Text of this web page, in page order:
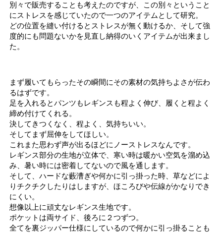
別々で販売することも考えたのですが、この別々ということ
にストレスを感じていたので一つのアイテムとして研究。
どの位置を縫い付けるとストレスが無く動けるか、そして強
度的にも問題ないかを見直し納得のいくアイテムが出来まし
た。
まず履いてもらったその瞬間にその素材の気持ちよさが伝わ
るはずです。
足を入れるとパンツもレギンスも程よく伸び、履くと程よく
締め付けてくれる。
決してきつくなく、程よく、気持ちいい。
そしてまず屈伸をしてほしい。
これまた思わず声が出るほどにノーストレスなんです。
レギンス部分の生地が立体で、寒い時は暖かい空気を溜め込
み、暑い時には密着してないので風を通します。
そして、ハードな藪漕ぎや何かに引っ掛った時、草などによ
りチクチクしたりはしますが、ほころびや伝線がかなりでき
にくい。
想像以上に頑丈なレギンス生地です。
ポケットは両サイド、後ろに２つずつ。
全てを裏ジッパー仕様にしているので何かに引っ掛ることも